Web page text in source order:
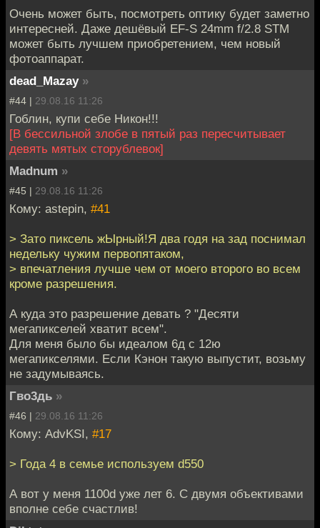
Очень может быть, посмотреть оптику будет заметно
интересней. Даже дешёвый EF-S 24mm f/2.8 STM
может быть лучшем приобретением, чем новый
фотоаппарат.
dead_Mazay »
#44 | 29.08.16 11:26
Гоблин, купи себе Никон!!!
[В бессильной злобе в пятый раз пересчитывает
девять мятых сторублевок]
Madnum »
#45 | 29.08.16 11:26
Кому: astepin, #41
> Зато пиксель жЫрный!Я два годя на зад поснимал
недельку чужим первопятаком,
> впечатления лучше чем от моего второго во всем
кроме разрешения.
А куда это разрешение девать ? "Десяти
мегапикселей хватит всем".
Для меня было бы идеалом 6д с 12ю
мегапикселями. Если Кэнон такую выпустит, возьму
не задумываясь.
Гво3дь »
#46 | 29.08.16 11:26
Кому: AdvKSI, #17
> Года 4 в семье используем d550
А вот у меня 1100d уже лет 6. С двумя объективами
вполне себе счастлив!